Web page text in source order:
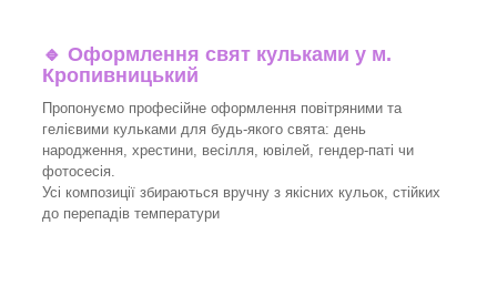
🔹 Оформлення свят кульками у м.
Кропивницький
Пропонуємо професійне оформлення повітряними та
гелієвими кульками для будь-якого свята: день
народження, хрестини, весілля, ювілей, гендер-паті чи
фотосесія.
Усі композиції збираються вручну з якісних кульок, стійких
до перепадів температури